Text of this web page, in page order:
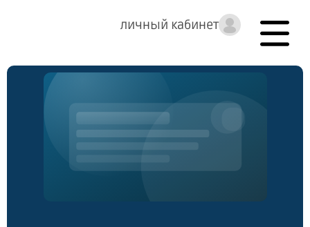
личный кабинет